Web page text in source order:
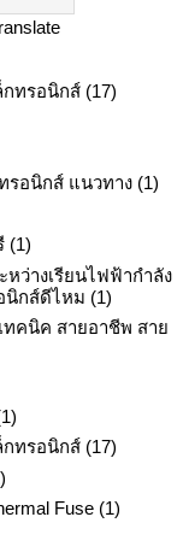
กทรอนิกส์ (17)
รอนิกส์ แนวทาง (1)
(1)
หว่างเรียนไฟฟ้ากำลัง
นิกส์ดีไหม (1)
ทคนิค สายอาชีพ สาย
กทรอนิกส์ (17)
Fuse (1)